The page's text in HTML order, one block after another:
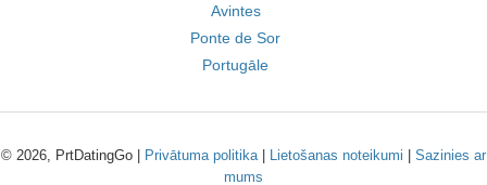
Avintes
Ponte de Sor
Portugāle
© 2026, PrtDatingGo | Privātuma politika| Lietošanas noteikumi
Sazinies ar
mums